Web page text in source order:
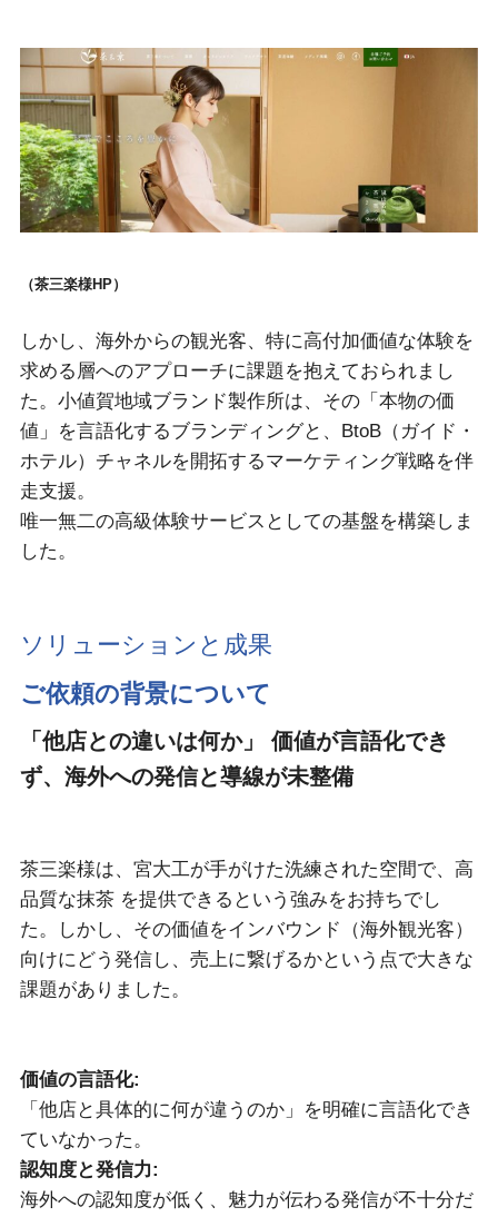
（茶三楽様HP）
しかし、海外からの観光客、特に高付加価値な体験を
求める層へのアプローチに課題を抱えておられまし
た。小値賀地域ブランド製作所は、その「本物の価
値」を言語化するブランディングと、BtoB（ガイド・
ホテル）チャネルを開拓するマーケティング戦略を伴
走支援。
唯一無二の高級体験サービスとしての基盤を構築しま
した。
ソリューションと成果
ご依頼の背景について
「他店との違いは何か」 価値が言語化でき
ず、海外への発信と導線が未整備
茶三楽様は、宮大工が手がけた洗練された空間で、高
品質な抹茶 を提供できるという強みをお持ちでし
た。しかし、その価値をインバウンド（海外観光客）
向けにどう発信し、売上に繋げるかという点で大きな
課題がありました。
価値の言語化:
「他店と具体的に何が違うのか」を明確に言語化でき
ていなかった。
認知度と発信力:
海外への認知度が低く、魅力が伝わる発信が不十分だ